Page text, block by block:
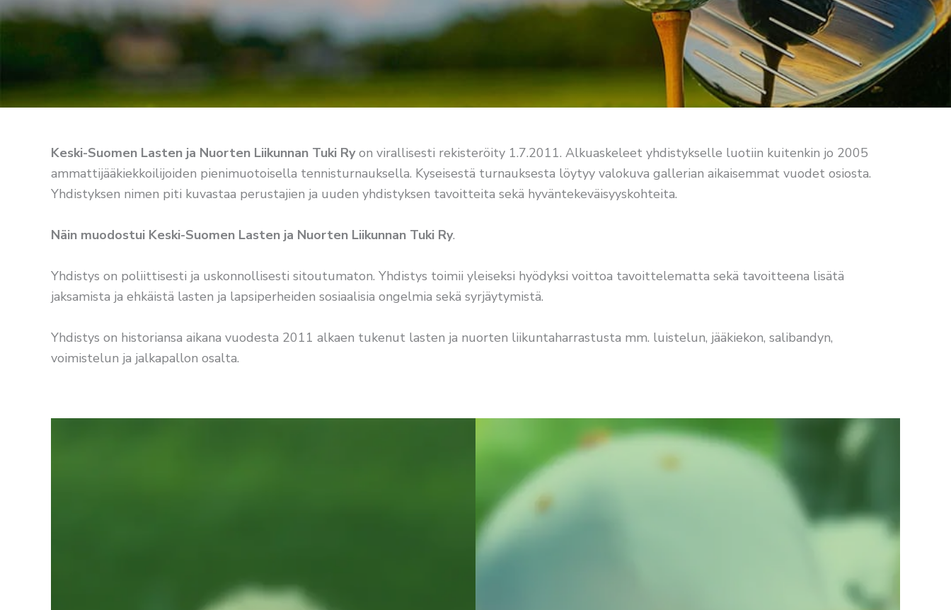
Keski-Suomen Lasten ja Nuorten Liikunnan Tuki Ryon virallisesti rekisteröity 1.7.2011. Alkuaskeleet yhdistykselle luotiin kuitenkin jo 2005
ammattijääkiekkoilijoiden pienimuotoisella tennisturnauksella. Kyseisestä turnauksesta löytyy valokuva gallerian aikaisemmat vuodet osiosta.
Yhdistyksen nimen piti kuvastaa perustajien ja uuden yhdistyksen tavoitteita sekä hyväntekeväisyyskohteita.
Näin muodostui Keski-Suomen Lasten ja Nuorten Liikunnan Tuki Ry.
Yhdistys on poliittisesti ja uskonnollisesti sitoutumaton. Yhdistys toimii yleiseksi hyödyksi voittoa tavoittelematta sekä tavoitteena lisätä
jaksamista ja ehkäistä lasten ja lapsiperheiden sosiaalisia ongelmia sekä syrjäytymistä.
Yhdistys on historiansa aikana vuodesta 2011 alkaen tukenut lasten ja nuorten liikuntaharrastusta mm. luistelun, jääkiekon, salibandyn,
voimistelun ja jalkapallon osalta.